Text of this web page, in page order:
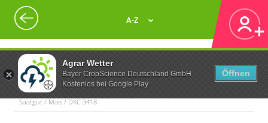
Agrar Wetter
Bayer CropScience Deutschland GmbH
Kostenlos bei Google Play
Öffnen
A-Z
Saatgut / Mais / DKC 3418